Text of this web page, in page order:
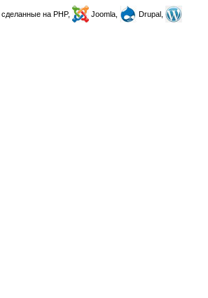
, сделанные на PHP, Joomla,
Drupal,